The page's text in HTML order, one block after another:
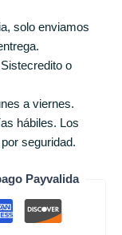
solo enviamos
o
a viernes.
hábiles. Los
seguridad.
Payvalida